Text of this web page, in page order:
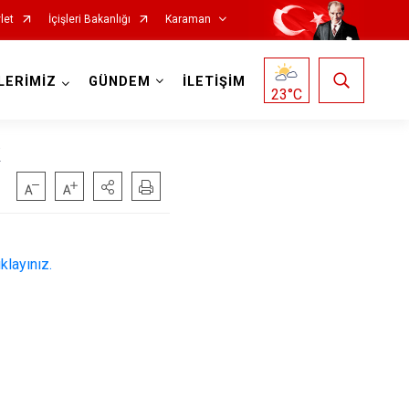
İçişleri Bakanlığı Karaman
GÜNDEM İLETİŞİM
23°C